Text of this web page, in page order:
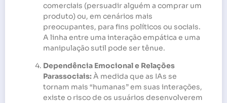
comerciais (persuadir alguém a comprar um
produto) ou, em cenários mais
preocupantes, para fins políticos ou sociais.
A linha entre uma interação empática e uma
manipulação sutil pode ser tênue.
Dependência Emocional e Relações
Parassociais: À medida que as IAs se
tornam mais “humanas” em suas interações,
existe o risco de os usuários desenvolverem